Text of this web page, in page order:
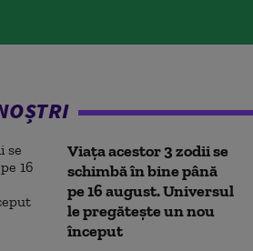
Viața acestor 3 zodii se
schimbă în bine până
pe 16 august. Universul
le pregătește un nou
început